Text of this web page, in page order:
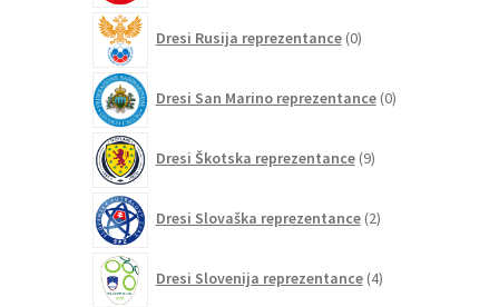
Dresi Rusija reprezentance 0izdelkov
Dresi San Marino reprezentance 0izdelkov
Dresi Škotska reprezentance 9izdelkov
Dresi Slovaška reprezentance 2izdelka
Dresi Slovenija reprezentance 4izdelki